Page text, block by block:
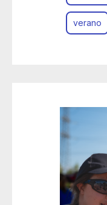
verano